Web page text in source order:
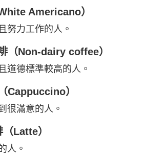
Americano）
努力工作的人。
（Non-dairy coffee）
道德標準較高的人。
Cappuccino）
很滿意的人。
Latte）
人。